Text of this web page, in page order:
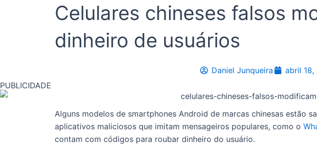
Celulares chineses falsos
dinheiro de usuários
Daniel Junqueira abril 18,
PUBLICIDADE
Alguns modelos de smartphones Android de marcas chinesas estão
aplicativos maliciosos que imitam mensageiros populares, como o
contam com códigos para roubar dinheiro do usuário.